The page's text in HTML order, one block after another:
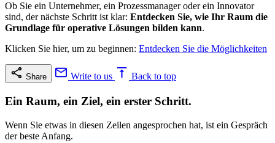
Ob Sie ein Unternehmer, ein Prozessmanager oder ein Innovator
sind, der nächste Schritt ist klar: Entdecken Sie, wie Ihr Raum die
Grundlage für operative Lösungen bilden kann.
Klicken Sie hier, um zu beginnen: Entdecken Sie die Möglichkeiten
Share Write to us Back to top
Ein Raum, ein Ziel, ein erster Schritt.
Wenn Sie etwas in diesen Zeilen angesprochen hat, ist ein Gespräch
der beste Anfang.